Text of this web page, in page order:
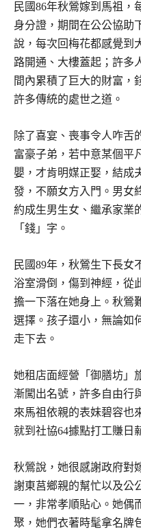
民國86年秋鶯嫁到馬祖，
身分證，期間在公公協助
說，每次回梅花都感覺到
路開通、大樓蓋起；許多
間內累積了巨大的財富，
許多傳統的處世之道。
除了喜宴、喪事令人咋舌
富豪子弟，若中意某個平
嬰，才肯明媒正娶，結成
發，不願女方入門。男女
約成生男生女、繼承家業
「錢」字。
民國89年，秋鶯生下長女
浴室滑倒，傷到神經，從
擔一下落在她身上。秋鶯
選擇。孩子還小，無論如
走下去。
她租店面經營「御膳坊」
漸闖出名號，許多自由行
來馬祖依親的表妹碧容也
就到社協64據點打工賺日
秋鶯說，她很感謝政府對
謝東莒鄉親的幫忙以及公
一，非常孝順貼心。她偶
聚，她們衣著時髦拿名牌